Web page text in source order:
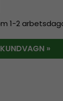
1-2
»